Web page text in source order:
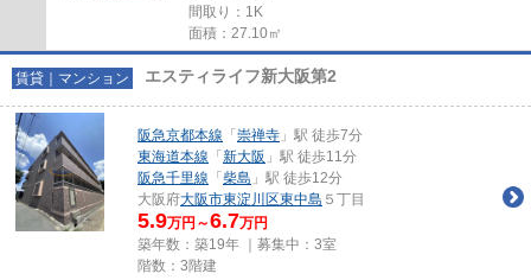
間取り：1K
面積：27.10㎡
賃貸｜マンション エスティライフ新大阪第2
阪急京都本線 「 崇禅寺 」駅 徒歩7分
東海道本線 「 新大阪 」駅 徒歩11分
阪急千里線 「 柴島 」駅 徒歩12分
大阪府大阪市東淀川区東中島 ５丁目
5.9万円～6.7万円
築年数：築19年 ｜募集中： 3室
階数：3階建